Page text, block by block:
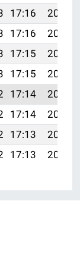
17:16
20:33
17:16
20:31
17:15
20:30
17:15
20:29
17:14
20:28
17:14
20:27
17:13
20:25
17:13 20:24